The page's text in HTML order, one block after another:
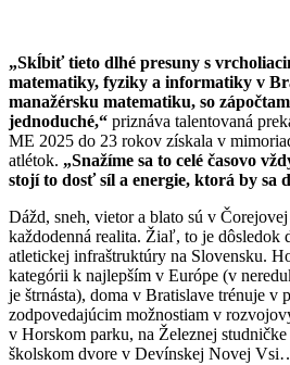
„Skĺbiť tieto dlhé presuny s
matematiky, fyziky a informatiky v
manažérsku matematiku, so
jednoduché,“ priznáva talentovaná
ME 2025 do 23 rokov získala v
atlétok. „Snažíme sa to celé časovo
stojí to dosť síl a energie, ktorá by
Dážd, sneh, vietor a blato sú v
každodenná realita. Žiaľ, to je dôsledok
atletickej infraštruktúry na Slovensku.
kategórii k najlepším v Európe (v
je štrnásta), doma v Bratislave trénuje v
zodpovedajúcim možnostiam v
v Horskom parku, na Železnej
školskom dvore v Devínskej Novej